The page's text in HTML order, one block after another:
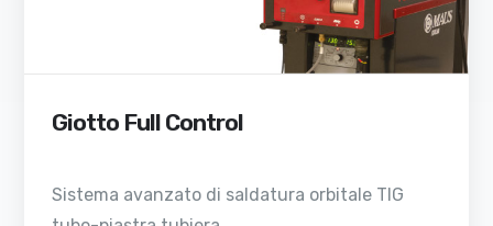
Giotto Full Control
Sistema avanzato di saldatura orbitale TIG